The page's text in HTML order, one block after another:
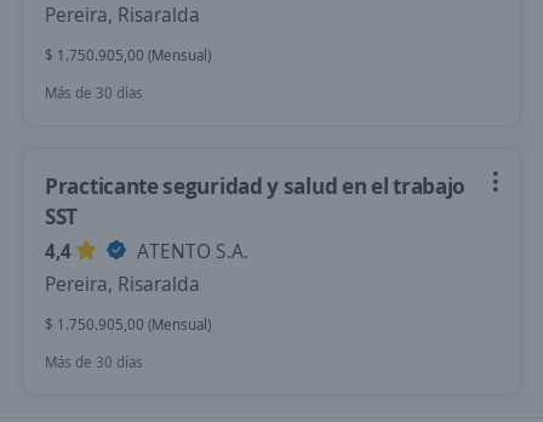
Pereira, Risaralda
$ 1.750.905,00 (Mensual)
Más de 30 días
Practicante seguridad y salud en el trabajo
SST
4,4
ATENTO S.A.
Pereira, Risaralda
$ 1.750.905,00 (Mensual)
Más de 30 días